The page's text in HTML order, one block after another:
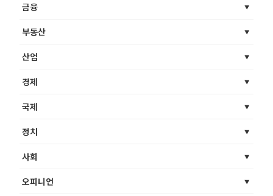
금융
부동산
산업
경제
국제
정치
사회
오피니언